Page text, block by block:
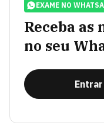
EXAME NO
Receba as
no seu